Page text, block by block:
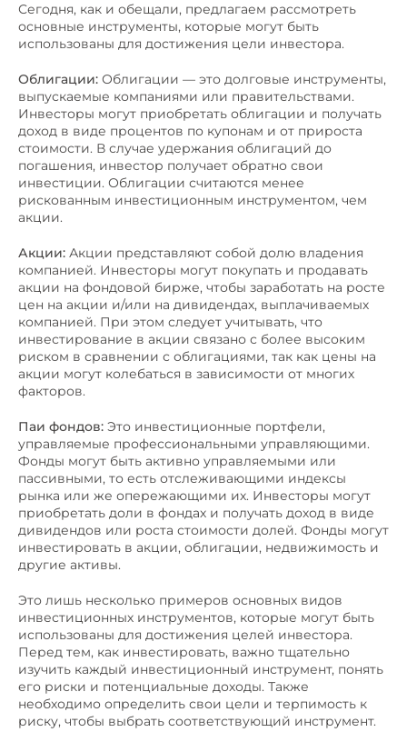
Сегодня, как и обещали, предлагаем рассмотреть
основные инструменты, которые могут быть
использованы для достижения цели инвестора.
Облигации: Облигации — это долговые инструменты,
выпускаемые компаниями или правительствами.
Инвесторы могут приобретать облигации и получать
доход в виде процентов по купонам и от прироста
стоимости. В случае удержания облигаций до
погашения, инвестор получает обратно свои
инвестиции. Облигации считаются менее
рискованным инвестиционным инструментом, чем
акции.
Акции: Акции представляют собой долю владения
компанией. Инвесторы могут покупать и продавать
акции на фондовой бирже, чтобы заработать на росте
цен на акции и/или на дивидендах, выплачиваемых
компанией. При этом следует учитывать, что
инвестирование в акции связано с более высоким
риском в сравнении с облигациями, так как цены на
акции могут колебаться в зависимости от многих
факторов.
Паи фондов: Это инвестиционные портфели,
управляемые профессиональными управляющими.
Фонды могут быть активно управляемыми или
пассивными, то есть отслеживающими индексы
рынка или же опережающими их. Инвесторы могут
приобретать доли в фондах и получать доход в виде
дивидендов или роста стоимости долей. Фонды могут
инвестировать в акции, облигации, недвижимость и
другие активы.
Это лишь несколько примеров основных видов
инвестиционных инструментов, которые могут быть
использованы для достижения целей инвестора.
Перед тем, как инвестировать, важно тщательно
изучить каждый инвестиционный инструмент, понять
его риски и потенциальные доходы. Также
необходимо определить свои цели и терпимость к
риску, чтобы выбрать соответствующий инструмент.